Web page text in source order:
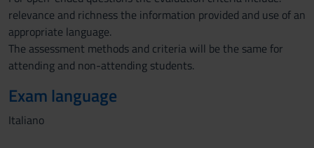
relevance and richness the information provided and use of an
appropriate language.
The assessment methods and criteria will be the same for
attending and non-attending students.
Exam language
Italiano